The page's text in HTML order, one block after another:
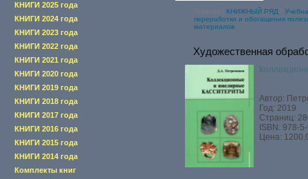
КНИГИ 2025 года
КНИГИ 2024 года
КНИГИ 2023 года
КНИГИ 2022 года
КНИГИ 2021 года
КНИГИ 2020 года
КНИГИ 2019 года
КНИГИ 2018 года
КНИГИ 2017 года
КНИГИ 2016 года
КНИГИ 2015 года
КНИГИ 2014 года
Комплекты книг
КНИЖНЫЙ РЯД
переработки и обогащения
материалов
Художественная
Автор:
Год: 2019
Страниц:
ISBN: 978-
Цена: